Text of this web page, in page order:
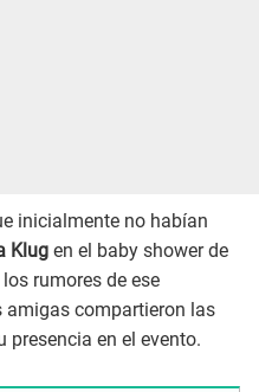
inicialmente no habían
Klug en el baby shower de
rumores de ese
compartieron las
en el evento.